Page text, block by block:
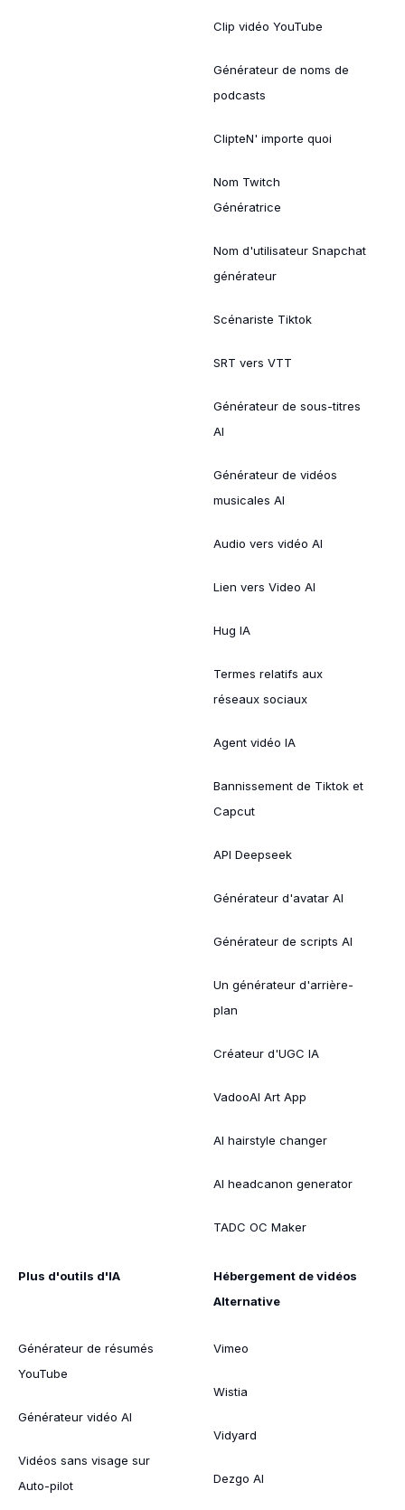
Clip vidéo YouTube
Générateur de noms de
podcasts
ClipteN' importe quoi
Nom Twitch
Génératrice
Nom d'utilisateur Snapchat
générateur
Scénariste Tiktok
SRT vers VTT
Générateur de sous-titres
AI
Générateur de vidéos
musicales AI
Audio vers vidéo AI
Lien vers Video AI
Hug IA
Termes relatifs aux
réseaux sociaux
Agent vidéo IA
Bannissement de Tiktok et
Capcut
API Deepseek
Générateur d'avatar AI
Générateur de scripts AI
Un générateur d'arrière-
plan
Créateur d'UGC IA
VadooAI Art App
AI hairstyle changer
AI headcanon generator
TADC OC Maker
Plus d'outils d'IA
Générateur de résumés
YouTube
Générateur vidéo AI
Vidéos sans visage sur
Auto-pilot
Hébergement de vidéos
Alternative
Vimeo
Wistia
Vidyard
Dezgo AI